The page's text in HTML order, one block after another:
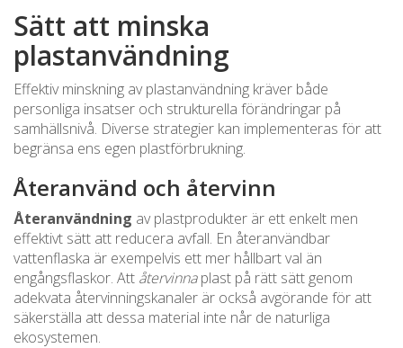
Sätt att minska
plastanvändning
Effektiv minskning av plastanvändning kräver både
personliga insatser och strukturella förändringar på
samhällsnivå. Diverse strategier kan implementeras för att
begränsa ens egen plastförbrukning.
Återanvänd och återvinn
Återanvändning av plastprodukter är ett enkelt men
effektivt sätt att reducera avfall. En återanvändbar
vattenflaska är exempelvis ett mer hållbart val än
engångsflaskor. Att återvinnaplast på rätt sätt genom
adekvata återvinningskanaler är också avgörande för att
säkerställa att dessa material inte når de naturliga
ekosystemen.